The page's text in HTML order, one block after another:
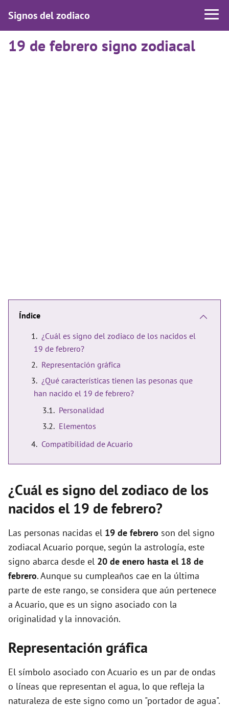
Signos del zodiaco
19 de febrero signo zodiacal
Índice
¿Cuál es signo del zodiaco de los nacidos el
19 de febrero?
Representación gráfica
¿Qué características tienen las pesonas que
han nacido el 19 de febrero?
Personalidad
Elementos
Compatibilidad de Acuario
¿Cuál es signo del zodiaco de los
nacidos el 19 de febrero?
Las personas nacidas el 19 de febrero son del signo
zodiacal Acuario porque, según la astrología, este
signo abarca desde el 20 de enero hasta el 18 de
febrero. Aunque su cumpleaños cae en la última
parte de este rango, se considera que aún pertenece
a Acuario, que es un signo asociado con la
originalidad y la innovación.
Representación gráfica
El símbolo asociado con Acuario es un par de ondas
o líneas que representan el agua, lo que refleja la
naturaleza de este signo como un "portador de agua".